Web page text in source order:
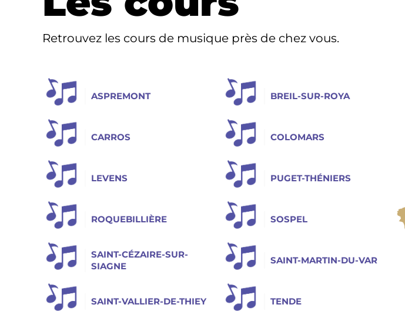
Retrouvez les cours de musique près de chez vous.
ASPREMONT BREIL-SUR-ROYA
CARROS COLOMARS
LEVENS PUGET-THÉNIERS
ROQUEBILLIÈRE SOSPEL
SAINT-CÉZAIRE-SUR-
SIAGNE
SAINT-MARTIN-DU-VAR
SAINT-VALLIER-DE-THIEY TENDE